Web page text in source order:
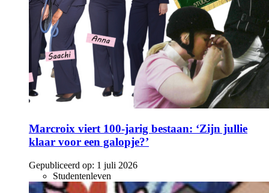
Marcroix viert 100-jarig bestaan: ‘Zijn jullie
klaar voor een galopje?’
Gepubliceerd op: 1 juli 2026
Studentenleven